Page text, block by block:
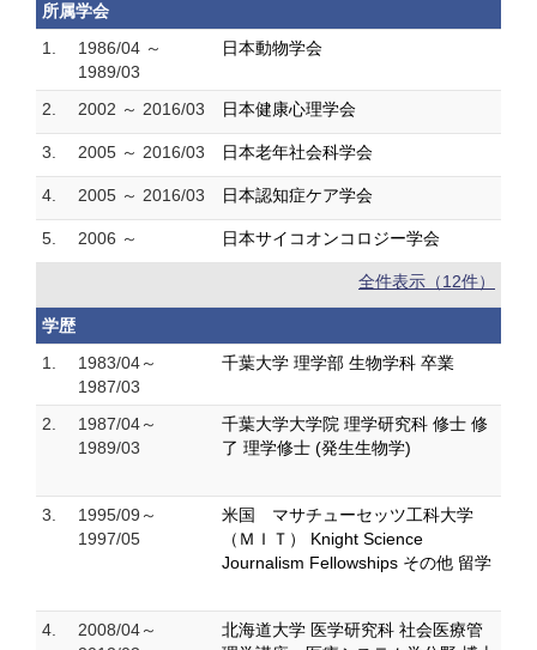
所属学会
1.
1986/04 ～
1989/03
日本動物学会
2. 2002 ～ 2016/03 日本健康心理学会
3. 2005 ～ 2016/03 日本老年社会科学会
4. 2005 ～ 2016/03 日本認知症ケア学会
5. 2006 ～ 日本サイコオンコロジー学会
全件表示（12件）
学歴
1.
1983/04～
1987/03
千葉大学 理学部 生物学科 卒業
2.
1987/04～
1989/03
千葉大学大学院 理学研究科 修士 修
了 理学修士 (発生生物学)
3.
1995/09～
1997/05
米国 マサチューセッツ工科大学
（ＭＩＴ） Knight Science
Journalism Fellowships その他 留学
4.
2008/04～
北海道大学 医学研究科 社会医療管